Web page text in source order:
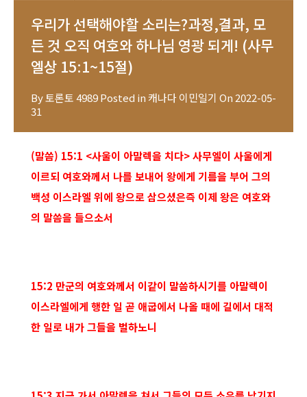
우리가 선택해야할 소리는?과정,결과, 모
든 것 오직 여호와 하나님 영광 되게! (사무
엘상 15:1~15절)
By토론토 4989Posted in캐나다 이민일기 On2022-05-
31
(말씀) 15:1 <사울이 아말렉을 치다> 사무엘이 사울에게
이르되 여호와께서 나를 보내어 왕에게 기름을 부어 그의
백성 이스라엘 위에 왕으로 삼으셨은즉 이제 왕은 여호와
의 말씀을 들으소서
15:2 만군의 여호와께서 이같이 말씀하시기를 아말렉이
이스라엘에게 행한 일 곧 애굽에서 나올 때에 길에서 대적
한 일로 내가 그들을 벌하노니